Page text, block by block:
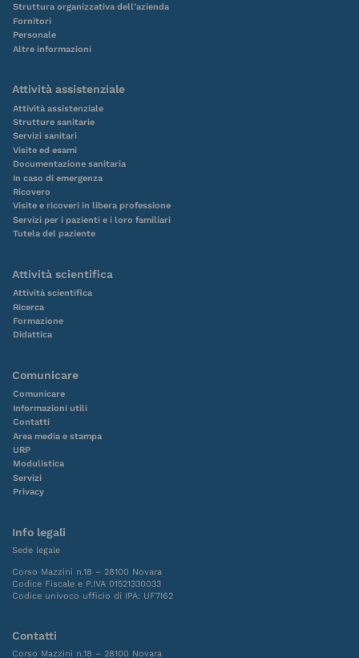
Struttura organizzativa dell’azienda
Fornitori
Personale
Altre informazioni
Attività assistenziale
Attività assistenziale
Strutture sanitarie
Servizi sanitari
Visite ed esami
Documentazione sanitaria
In caso di emergenza
Ricovero
Visite e ricoveri in libera professione
Servizi per i pazienti e i loro familiari
Tutela del paziente
Attività scientifica
Attività scientifica
Ricerca
Formazione
Didattica
Comunicare
Comunicare
Informazioni utili
Contatti
Area media e stampa
URP
Modulistica
Servizi
Privacy
Info legali
Sede legale
Corso Mazzini n.18 – 28100 Novara
Codice Fiscale e P.IVA 01521330033
Codice univoco ufficio di IPA: UF7I62
Contatti
Corso Mazzini n.18 – 28100 Novara